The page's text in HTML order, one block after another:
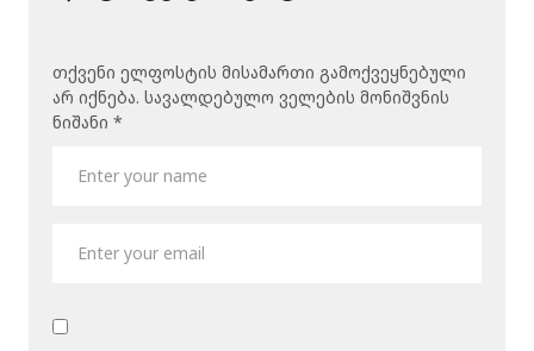
თქვენი ელფოსტის მისამართი გამოქვეყნებული
არ იქნება. სავალდებულო ველების მონიშვნის
ნიშანი *